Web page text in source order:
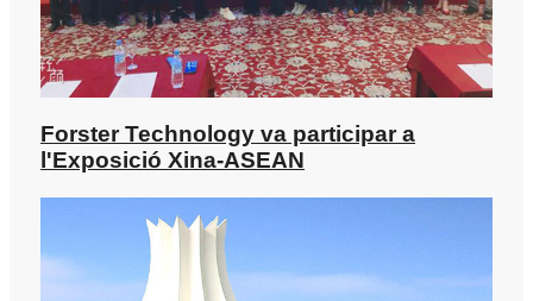
Forster Technology va participar a
l'Exposició Xina-ASEAN